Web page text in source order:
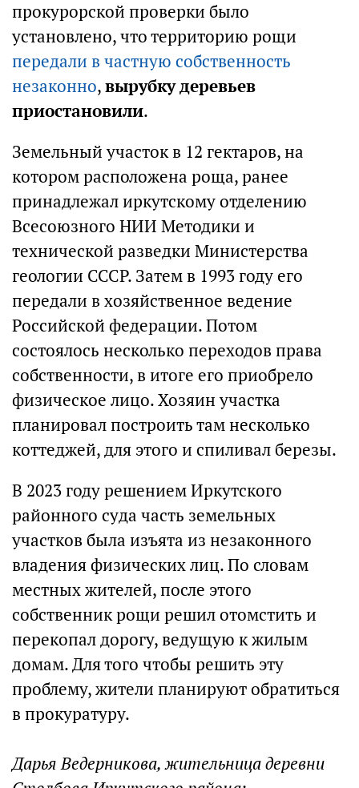
прокурорской проверки было
установлено, что территорию рощи
передали в частную собственность
незаконно,вырубку деревьев
приостановили.
Земельный участок в 12 гектаров, на
котором расположена роща, ранее
принадлежал иркутскому отделению
Всесоюзного НИИ Методики и
технической разведки Министерства
геологии СССР. Затем в 1993 году его
передали в хозяйственное ведение
Российской федерации. Потом
состоялось несколько переходов права
собственности, в итоге его приобрело
физическое лицо. Хозяин участка
планировал построить там несколько
коттеджей, для этого и спиливал березы.
В 2023 году решением Иркутского
районного суда часть земельных
участков была изъята из незаконного
владения физических лиц. По словам
местных жителей, после этого
собственник рощи решил отомстить и
перекопал дорогу, ведущую к жилым
домам. Для того чтобы решить эту
проблему, жители планируют обратиться
в прокуратуру.
Дарья Ведерникова, жительница деревни